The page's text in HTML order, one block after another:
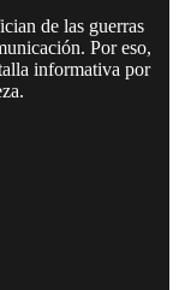
de las guerras
Por eso,
informativa por